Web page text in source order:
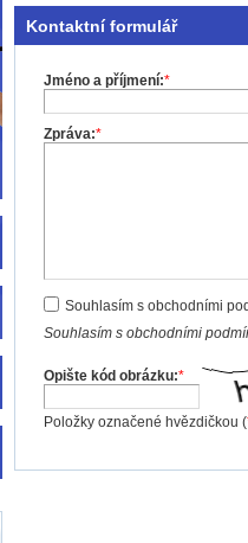
Kontaktní formulář
Jméno a příjmení:*
Zpráva:*
Souhlasím s obchodními
Souhlasím s obchodními
Opište kód obrázku:*
Položky označené hvězdičkou (